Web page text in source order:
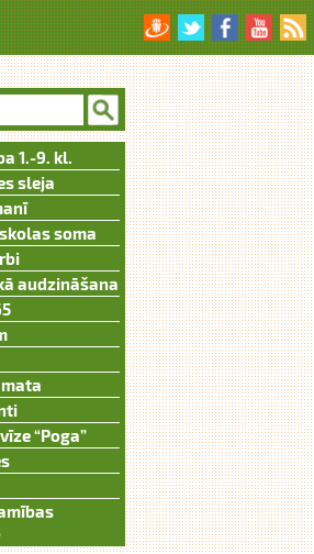
1.-9. kl.
sleja
soma
audzināšana
“Poga”